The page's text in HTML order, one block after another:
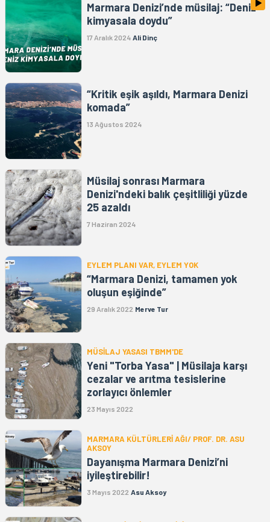
Marmara Denizi’nde müsilaj: “Deniz
kimyasala doydu”
17 Aralık 2024 Ali Dinç
“Kritik eşik aşıldı, Marmara Denizi
komada”
13 Ağustos 2024
Müsilaj sonrası Marmara
Denizi'ndeki balık çeşitliliği yüzde
25 azaldı
7 Haziran 2024
EYLEM PLANI VAR, EYLEM YOK
“Marmara Denizi, tamamen yok
oluşun eşiğinde”
29 Aralık 2022 Merve Tur
MÜSİLAJ YASASI TBMM'DE
Yeni "Torba Yasa" | Müsilaja karşı
cezalar ve arıtma tesislerine
zorlayıcı önlemler
23 Mayıs 2022
MARMARA KÜLTÜRLERİ AĞI/ PROF. DR. ASU
AKSOY
Dayanışma Marmara Denizi’ni
iyileştirebilir!
3 Mayıs 2022 Asu Aksoy